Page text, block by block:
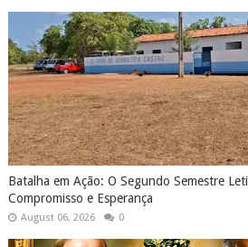
Batalha em Ação: O Segundo Semestre
Compromisso e Esperança
August 06, 2026 0